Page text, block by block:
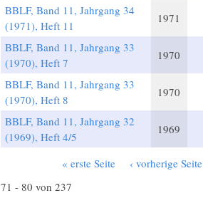
BBLF, Band 11, Jahrgang 34
(1971), Heft 11
1971
BBLF, Band 11, Jahrgang 33
(1970), Heft 7
1970
BBLF, Band 11, Jahrgang 33
(1970), Heft 8
1970
BBLF, Band 11, Jahrgang 32
(1969), Heft 4/5
1969
« erste Seite ‹ vorherige Seite
71 - 80 von 237